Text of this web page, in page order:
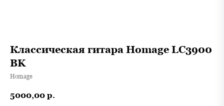
Классическая гитара Homage LC3900
BK
Homage
5000,00 р.